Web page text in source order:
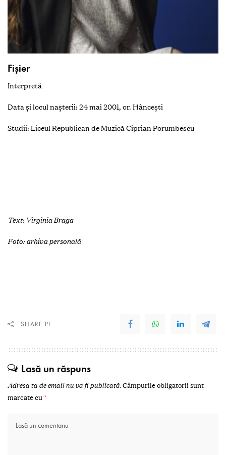
Fişier
Interpretă
Data şi locul naşterii: 24 mai 2001, or. Hânceşti
Studii: Liceul Republican de Muzică Ciprian Porumbescu
Text: Virginia Braga
Foto: arhiva personală
SHARE PE
Lasă un răspuns
Adresa ta de email nu va fi publicată.Câmpurile obligatorii sunt
marcate cu *